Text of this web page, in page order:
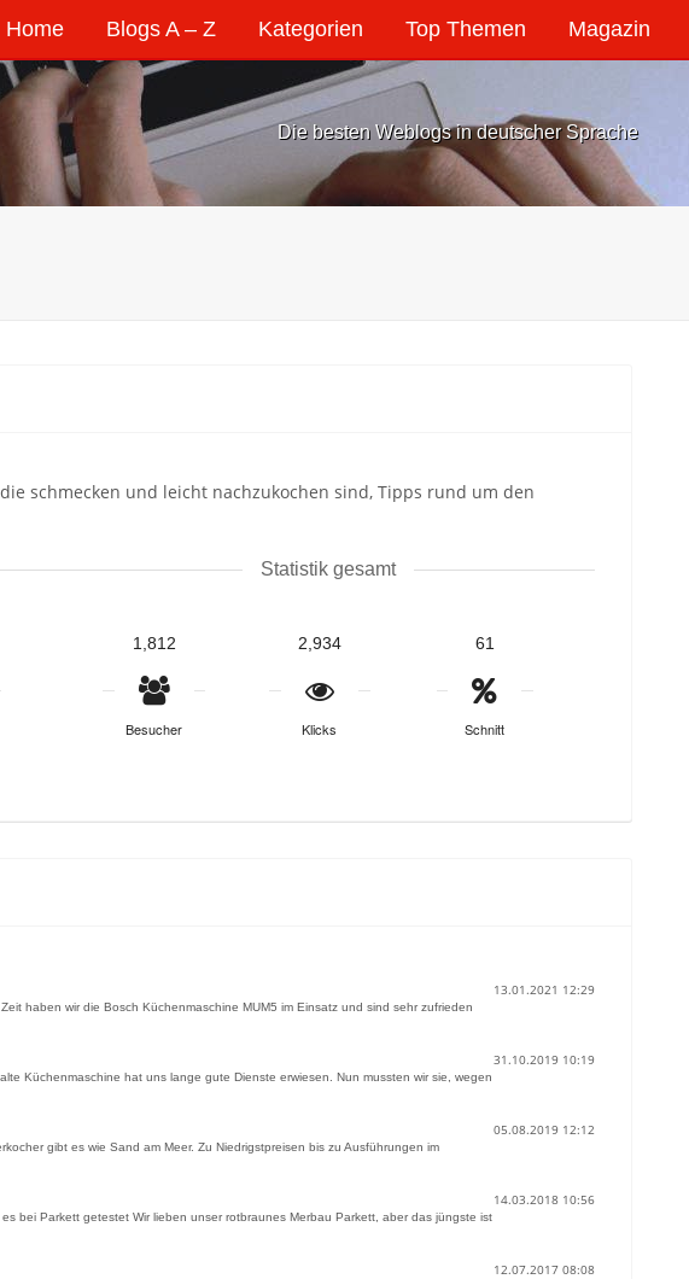
Home Blogs A – Z Kategorien Top Themen Magazin
Die besten Weblogs in deutscher Sprache
schmecken und leicht nachzukochen sind, Tipps rund um den
Statistik gesamt
1,812
Besucher
2,934
Klicks
61
Schnitt
13.01.2021 12:29
haben wir die Bosch Küchenmaschine MUM5 im Einsatz und sind sehr zufrieden
31.10.2019 10:19
Küchenmaschine hat uns lange gute Dienste erwiesen. Nun mussten wir sie, wegen
05.08.2019 12:12
gibt es wie Sand am Meer. Zu Niedrigstpreisen bis zu Ausführungen im
14.03.2018 10:56
bei Parkett getestet Wir lieben unser rotbraunes Merbau Parkett, aber das jüngste ist
12.07.2017 08:08